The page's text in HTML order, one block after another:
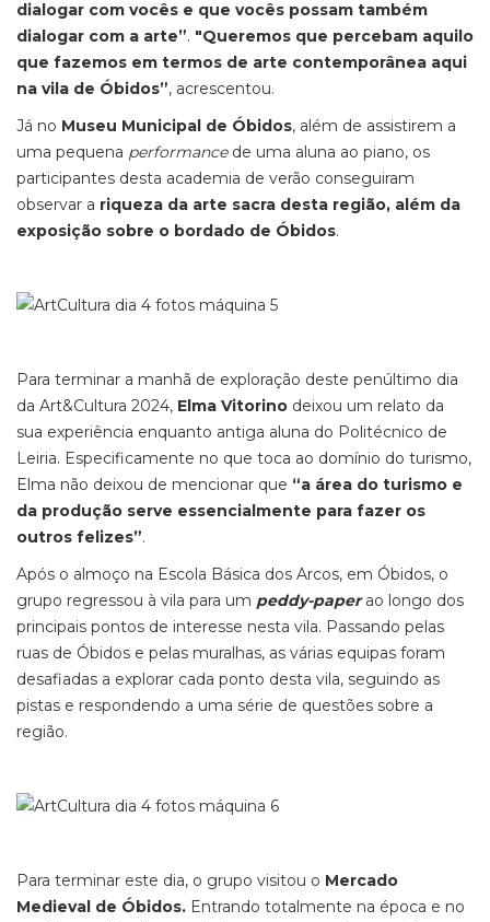
dialogar com vocês e que vocês possam também
dialogar com a arte”. "Queremos que percebam aquilo
que fazemos em termos de arte contemporânea aqui
na vila de Óbidos”, acrescentou.
Já no Museu Municipal de Óbidos, além de assistirem a
uma pequena performancede uma aluna ao piano, os
participantes desta academia de verão conseguiram
observar a riqueza da arte sacra desta região, além da
exposição sobre o bordado de Óbidos.
Para terminar a manhã de exploração deste penúltimo dia
da Art&Cultura 2024, Elma Vitorino deixou um relato da
sua experiência enquanto antiga aluna do Politécnico de
Leiria. Especificamente no que toca ao domínio do turismo,
Elma não deixou de mencionar que “a área do turismo e
da produção serve essencialmente para fazer os
outros felizes”.
Após o almoço na Escola Básica dos Arcos, em Óbidos, o
grupo regressou à vila para um peddy-paper ao longo dos
principais pontos de interesse nesta vila. Passando pelas
ruas de Óbidos e pelas muralhas, as várias equipas foram
desafiadas a explorar cada ponto desta vila, seguindo as
pistas e respondendo a uma série de questões sobre a
região.
Para terminar este dia, o grupo visitou o Mercado
Medieval de Óbidos. Entrando totalmente na época e no